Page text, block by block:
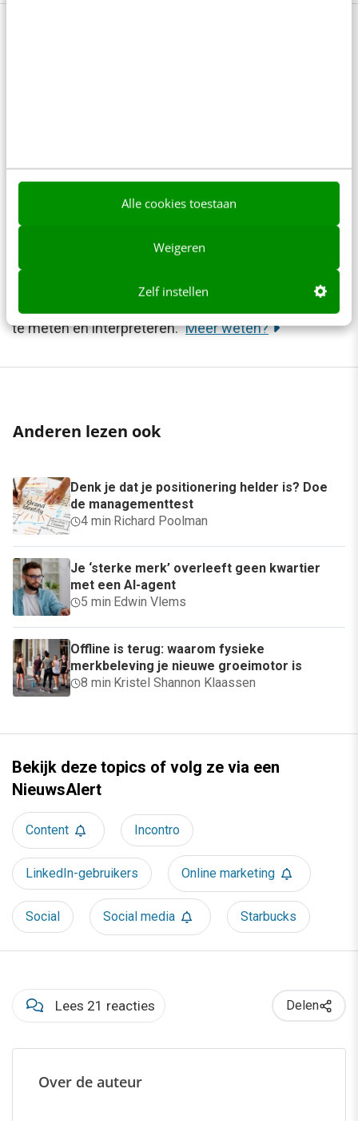
Alle cookies toestaan
Weigeren
Zelf instellen
Instagram, Facebook en LinkedIn? Leer in 6 dagen de
analytics in onze opleiding Social media. Hierin krijg
je handvatten om de juiste social KPI´s te
formuleren, je naamsbekendheid en bereik te
vergroten (zowel paid als organisch) en je resultaten
te meten en interpreteren. Meer weten?
Anderen lezen ook
Denk je dat je positionering helder is? Doe
de managementtest
4 min· Richard Poolman
Je ‘sterke merk’ overleeft geen kwartier
met een AI-agent
5 min· Edwin Vlems
Offline is terug: waarom fysieke
merkbeleving je nieuwe groeimotor is
8 min· Kristel Shannon Klaassen
Bekijk deze topics of volg ze via een
NieuwsAlert
Content Incontro
LinkedIn-gebruikers Online marketing
Social Social media Starbucks
Lees 21 reacties Delen
Over de auteur